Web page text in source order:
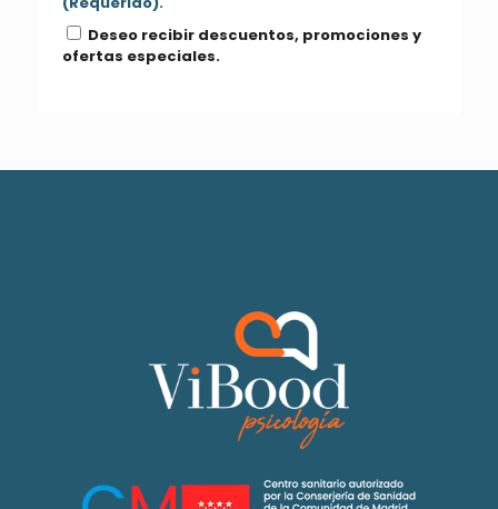
Deseo recibir descuentos, promociones y
ofertas especiales.